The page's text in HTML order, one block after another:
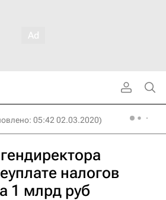
05:42 02.03.2020)
налогов
1 млрд руб